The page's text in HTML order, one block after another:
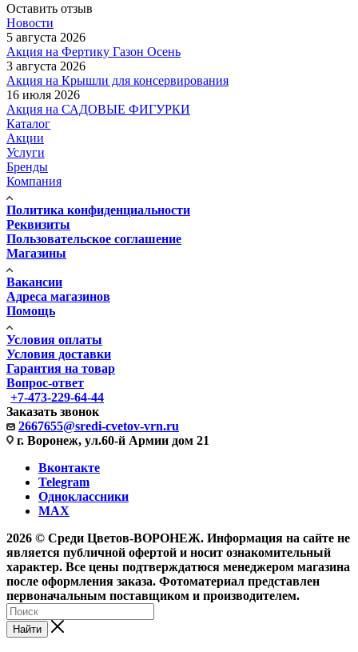
Оставить отзыв
Новости
5 августа 2026
Акция на Фертику Газон Осень
3 августа 2026
Акция на Крышли для консервирования
16 июля 2026
Акция на САДОВЫЕ ФИГУРКИ
Каталог
Акции
Услуги
Бренды
Компания
Политика конфиденциальности
Реквизиты
Пользовательское соглашение
Магазины
Вакансии
Адреса магазинов
Помощь
Условия оплаты
Условия доставки
Гарантия на товар
Вопрос-ответ
+7-473-229-64-44
Заказать звонок
2667655@sredi-cvetov-vrn.ru
г. Воронеж, ул.60-й Армии дом 21
Вконтакте
Telegram
Одноклассники
MAX
2026 © Среди Цветов-ВОРОНЕЖ. Информация на сайте не
является публичной офертой и носит ознакомительный
характер. Все цены подтверждатюся менеджером магазина
после оформления заказа. Фотоматериал представлен
первоначальным поставщиком и производителем.
Найти